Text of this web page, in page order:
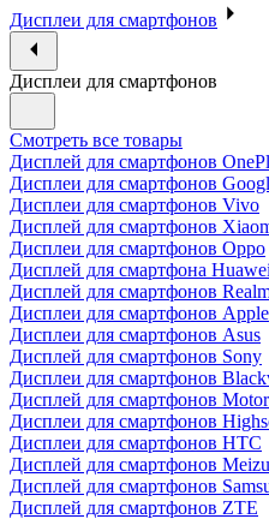
Дисплеи для смартфонов
Дисплеи для смартфонов
Смотреть все товары
Дисплей для смартфонов
Дисплеи для смартфонов
Дисплеи для смартфонов Vivo
Дисплей для смартфонов
Дисплеи для смартфонов Oppo
Дисплей для смартфона Huawei
Дисплей для смартфонов
Дисплеи для смартфонов Apple
Дисплеи для смартфонов Asus
Дисплей для смартфонов Sony
Дисплеи для смартфонов
Дисплей для смартфонов
Дисплеи для смартфонов
Дисплеи для смартфонов HTC
Дисплей для смартфонов Meizu
Дисплей для смартфонов
Дисплей для смартфонов ZTE